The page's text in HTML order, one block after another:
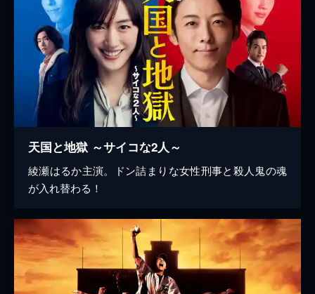
天国と地獄 ～サイコな2人～
綾瀬はるか主演。ドン詰まりな女性刑事と殺人鬼の魂
が入れ替わる！